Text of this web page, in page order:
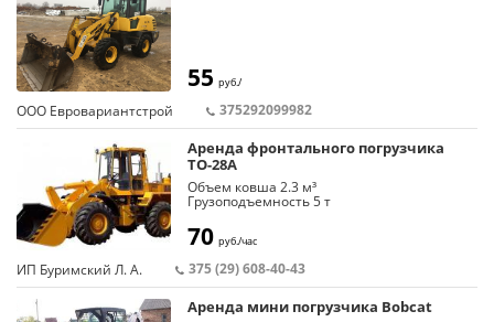
55 руб./
ООО Евровариантстрой 375292099982
Аренда фронтального погрузчика
ТО-28А
Объем ковша 2.3 м³
Грузоподъемность5 т
70 руб./час
ИП Буримский Л. А. 375 (29) 608-40-43
Аренда мини погрузчика Bobcat